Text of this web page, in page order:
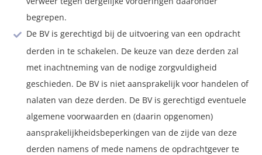
begrepen.
De BV is gerechtigd bij de uitvoering van een opdracht
derden in te schakelen. De keuze van deze derden zal
met inachtneming van de nodige zorgvuldigheid
geschieden. De BV is niet aansprakelijk voor handelen of
nalaten van deze derden. De BV is gerechtigd eventuele
algemene voorwaarden en (daarin opgenomen)
aansprakelijkheidsbeperkingen van de zijde van deze
derden namens of mede namens de opdrachtgever te